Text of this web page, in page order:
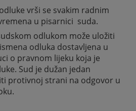
vrši se svakim radnim
u pisarnici suda.
odlukom može uložiti
odluka dostavljena u
o pravnom lijeku koja je
Sud je dužan jedan
protivnoj strani na odgovor u